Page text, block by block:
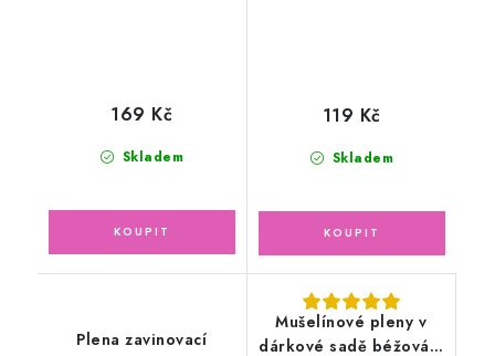
Skladem
169 Kč
Skladem
119 Kč
Plena zavinovací
Mušelínové pleny v
dárkové sadě béžová a